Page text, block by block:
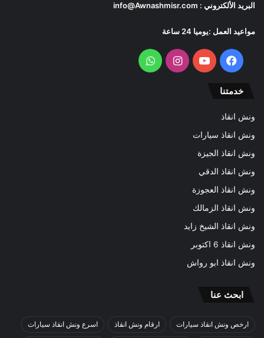
البريد الألكتروني : info@Awnashmisr.com
مواعيد العمل :يوميا 24 ساعة
فيسبوكيوتيوب انستقرامواتساب
خدمتنا
ونش انقاذ
ونش انقاذ سيارات
ونش انقاذ الجيزة
ونش انقاذ الدقي
ونش انقاذ العجوزة
ونش انقاذ الزمالك
ونش انقاذ الشيخ زايد
ونش انقاذ 6 اكتوبر
ونش انقاذ ابو رواش
ابحث عنا
ارخص ونش انقاذ سيارات ارقام ونش انقاذ اسرع ونش انقاذ سيارات